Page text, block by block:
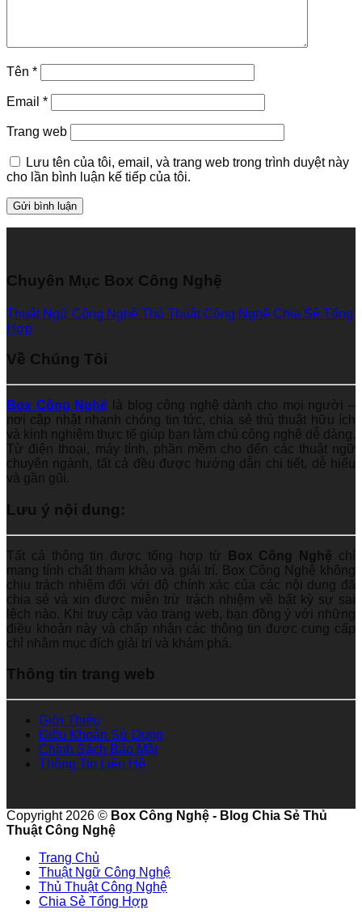
Tên *
Email *
Trang web
Lưu tên của tôi, email, và trang web trong trình duyệt này
cho lần bình luận kế tiếp của tôi.
Chuyên Mục Box Công Nghệ
Thuật Ngữ Công Nghệ Thủ Thuật Công Nghệ Chia Sẻ Tổng
Hợp
Về Chúng Tôi
Box Công Nghệ là blog công nghệ dành cho mọi người –
nơi cập nhật nhanh chóng tin tức, chia sẻ thủ thuật hữu ích
và kinh nghiệm thực tế giúp bạn làm chủ công nghệ dễ dàng.
Từ điện thoại, máy tính, phần mềm cho đến các thuật ngữ
chuyên ngành, tất cả đều được hướng dẫn chi tiết, dễ hiểu
và gần gũi.
Lưu ý nội dung:
Tất cả thông tin được tổng hợp từ Box Công Nghệ chỉ
mang tính chất tham khảo và giải trí. Box Công Nghệ không
chịu trách nhiệm đối với độ chính xác của các nội dung đã
chia sẻ và xin được miễn trừ trách nhiệm về bất kỳ sự sai
lệch nào. Khi truy cập vào trang web, bạn đồng ý với những
điều khoản này và chấp nhận các thông tin được cung cấp
chỉ nhằm mục đích giải trí và khám phá.
Thông tin trang web
Giới Thiệu
Điều Khoản Sử Dụng
Chính Sách Bảo Mật
Thông Tin Liên Hệ
Copyright 2026 © Box Công Nghệ - Blog Chia Sẻ Thủ
Thuật Công Nghệ
Trang Chủ
Thuật Ngữ Công Nghệ
Thủ Thuật Công Nghệ
Chia Sẻ Tổng Hợp